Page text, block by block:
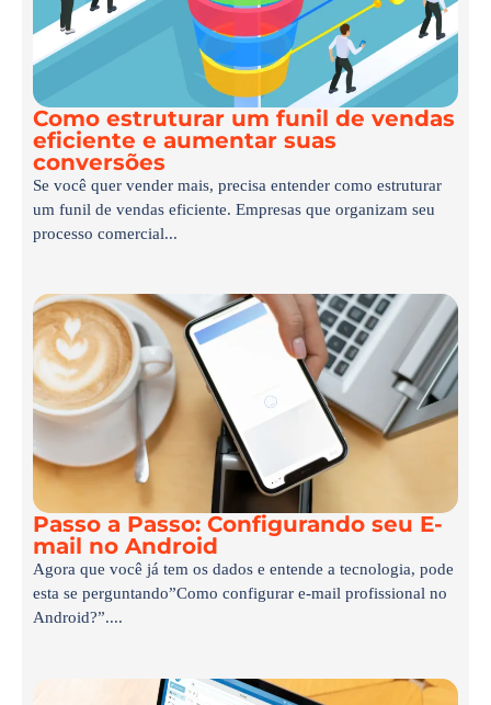
Como estruturar um funil de vendas
eficiente e aumentar suas
conversões
Se você quer vender mais, precisa entender como estruturar
um funil de vendas eficiente. Empresas que organizam seu
processo comercial...
Passo a Passo: Configurando seu E-
mail no Android
Agora que você já tem os dados e entende a tecnologia, pode
esta se perguntando”Como configurar e-mail profissional no
Android?”....